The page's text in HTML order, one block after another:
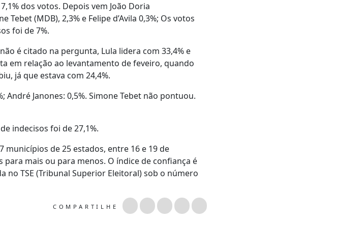
dos votos. Depois vem João Doria
Tebet (MDB), 2,3% e Felipe d’Avila 0,3%; Os votos
foi de 7%.
é citado na pergunta, Lula lidera com 33,4% e
em relação ao levantamento de feveiro, quando
já que estava com 24,4%.
André Janones: 0,5%. Simone Tebet não pontuou.
indecisos foi de 27,1%.
municípios de 25 estados, entre 16 e 19 de
mais ou para menos. O índice de confiança é
no TSE (Tribunal Superior Eleitoral) sob o número
COMPARTILHE